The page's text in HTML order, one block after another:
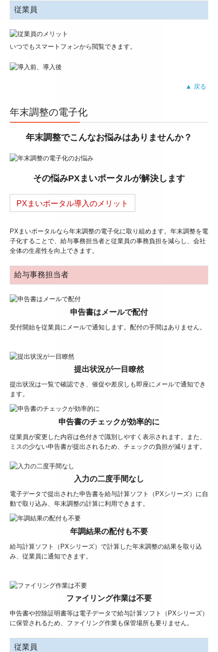
従業員
いつでもスマートフォンから閲覧できます。
▲ 戻る
年末調整の電子化
年末調整でこんなお悩みはありませんか？
その悩みPXまいポータルが解決します
PXまいポータル導入のメリット
PXまいポータルなら年末調整の電子化に取り組めます。年末調整を電
子化することで、給与事務担当者と従業員の事務負担を減らし、会社
全体の生産性を向上できます。
給与事務担当者
申告書はメールで配付
受付開始を従業員にメールで通知します。配付の手間はありません。
提出状況が一目瞭然
提出状況は一覧で確認でき、催促や差戻しも即座にメールで通知でき
ます。
申告書のチェックが効率的に
従業員が変更した内容は色付きで識別しやすく表示されます。また、
ミスの少ない申告書が提出されるため、チェックの負担が減ります。
入力の二度手間なし
電子データで提出された申告書を給与計算ソフト（PXシリーズ）に自
動で取り込み、年末調整の計算に利用できます。
年調結果の配付も不要
給与計算ソフト（PXシリーズ）で計算した年末調整の結果を取り込
み、従業員に通知できます。
ファイリング作業は不要
申告書や控除証明書等は電子データで給与計算ソフト（PXシリーズ）
に保管されるため、ファイリング作業も保管場所も要りません。
従業員